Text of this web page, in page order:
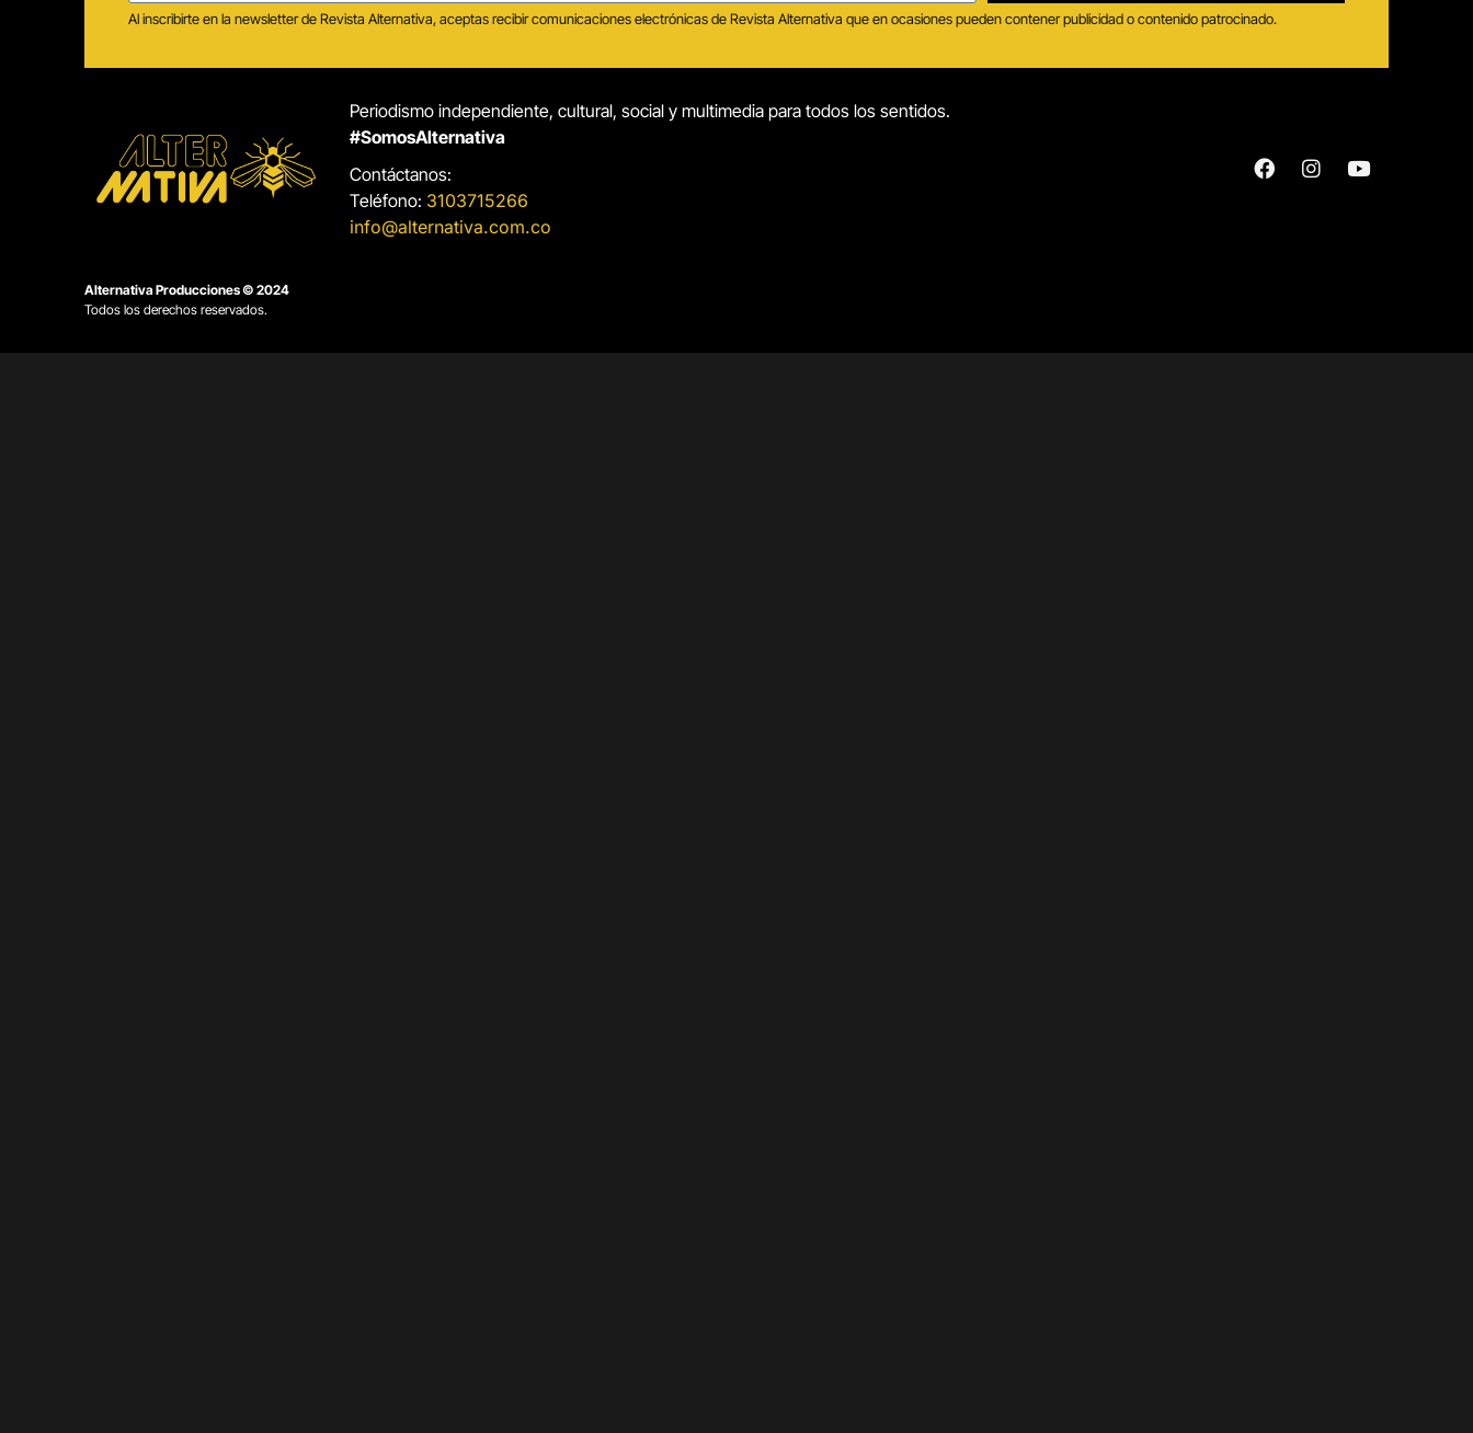
Al inscribirte en la newsletter de Revista Alternativa, aceptas recibir comunicaciones electrónicas de Revista Alternativa que en ocasiones pueden contener publicidad o contenido patrocinado.
Periodismo independiente, cultural, social y multimedia para todos los sentidos.
#SomosAlternativa
Contáctanos:
Teléfono: 3103715266
info@alternativa.com.co
Alternativa Producciones © 2024
Todos los derechos reservados.